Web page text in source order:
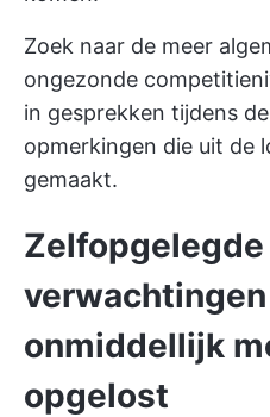
Zoek naar de meer
ongezonde
in gesprekken tijdens
opmerkingen die uit de
gemaakt.
Zelfopgelegde
onmiddellijk
opgelost